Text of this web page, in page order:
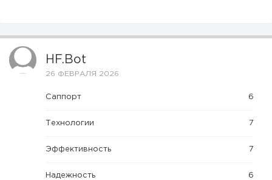
HF.bot
26 ФЕВРАЛЯ 2026
Саппорт 6
Технологии 7
Эффективность 7
Надежность 6